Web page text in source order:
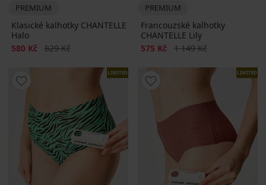
PREMIUM
Klasické kalhotky CHANTELLE
Halo
Sleva
580 Kč Původní cena
829 Kč
PREMIUM
Francouzské kalhotky
CHANTELLE Lily
Sleva
575 Kč Původní cena
1 149 Kč
LIMITED LIMITED